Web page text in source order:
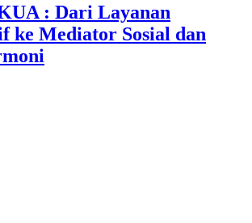
: Dari Layanan
ke Mediator Sosial dan